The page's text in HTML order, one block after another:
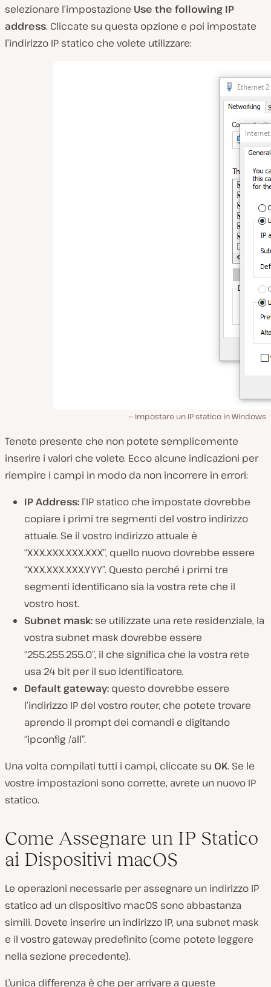
selezionare l’impostazione Use the following IP
address. Cliccate su questa opzione e poi impostate
l’indirizzo IP statico che volete utilizzare:
Impostare un IP statico in Windows
Tenete presente che non potete semplicemente
inserire i valori che volete. Ecco alcune indicazioni per
riempire i campi in modo da non incorrere in errori:
IP Address: l’IP statico che impostate dovrebbe
copiare i primi tre segmenti del vostro indirizzo
attuale. Se il vostro indirizzo attuale è
“XXX.XXX.XXX.XXX”, quello nuovo dovrebbe essere
“XXX.XXX.XXX.YYY”. Questo perché i primi tre
segmenti identificano sia la vostra rete che il
vostro host.
Subnet mask: se utilizzate una rete residenziale, la
vostra subnet mask dovrebbe essere
“255.255.255.0”, il che significa che la vostra rete
usa 24 bit per il suo identificatore.
Default gateway: questo dovrebbe essere
l’indirizzo IP del vostro router, che potete trovare
aprendo il prompt dei comandi e digitando
“ipconfig /all”.
Una volta compilati tutti i campi, cliccate su OK. Se le
vostre impostazioni sono corrette, avrete un nuovo IP
statico.
Come Assegnare un IP Statico
ai Dispositivi macOS
Le operazioni necessarie per assegnare un indirizzo IP
statico ad un dispositivo macOS sono abbastanza
simili. Dovete inserire un indirizzo IP, una subnet mask
e il vostro gateway predefinito (come potete leggere
nella sezione precedente).
L’unica differenza è che per arrivare a queste